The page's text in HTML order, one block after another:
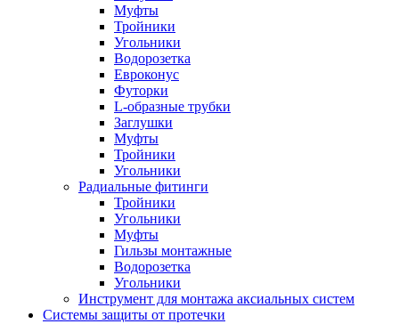
Муфты
Тройники
Угольники
Водорозетка
Евроконус
Футорки
L-образные трубки
Заглушки
Муфты
Тройники
Угольники
Радиальные фитинги
Тройники
Угольники
Муфты
Гильзы монтажные
Водорозетка
Угольники
Инструмент для монтажа аксиальных систем
Системы защиты от протечки